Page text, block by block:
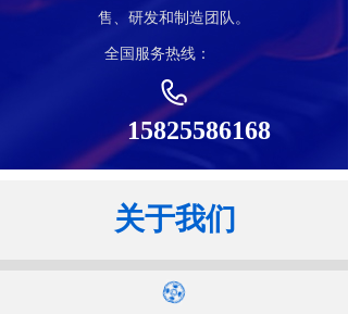
15825586168
全国服务热线：
售、研发和制造团队。
关于我们